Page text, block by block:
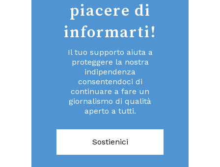
piacere di
informarti!
Il tuo supporto aiuta a
proteggere la nostra
indipendenza
consentendoci di
continuare a fare un
giornalismo di qualità
aperto a tutti.
Sostienici